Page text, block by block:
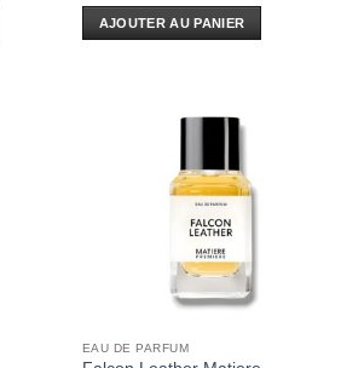
AJOUTER AU PANIER
EAU DE PARFUM